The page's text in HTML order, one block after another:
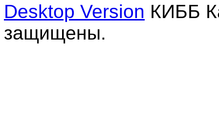
Desktop Version КИББ
защищены.